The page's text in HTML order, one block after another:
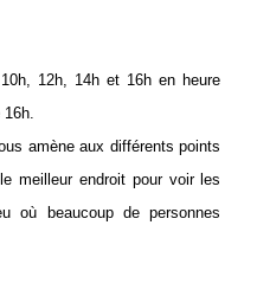
12h, 14h et 16h en heure
amène aux différents points
meilleur endroit pour voir les
où beaucoup de personnes